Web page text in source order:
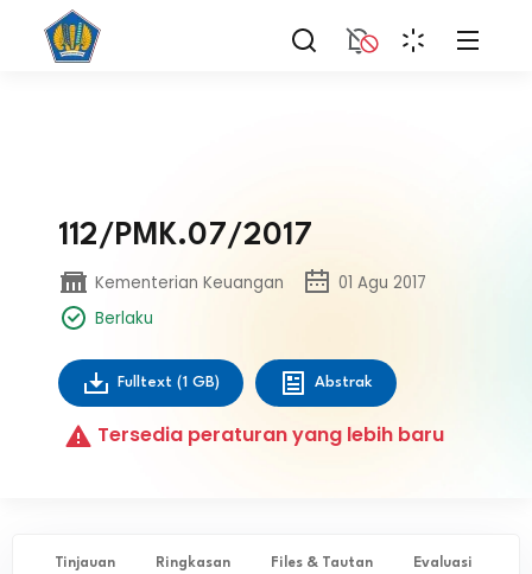
112/PMK.07/2017
Kementerian Keuangan
01 Agu 2017
Berlaku
Fulltext (1 GB) Abstrak
Tersedia peraturan yang lebih baru
Tinjauan Ringkasan Files & Tautan Evaluasi